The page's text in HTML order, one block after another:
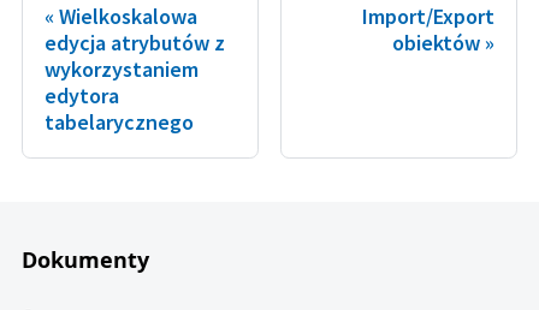
Wielkoskalowa
edycja atrybutów z
wykorzystaniem
edytora
tabelarycznego
Import/Export
obiektów
Dokumenty